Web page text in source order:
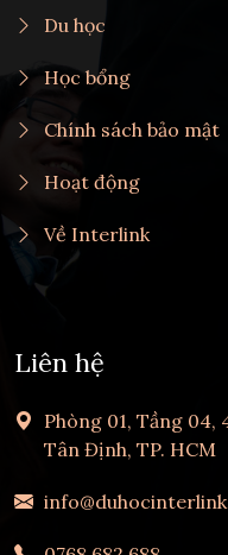
Du học
Học bổng
Chính sách bảo mật
Hoạt động
Về Interlink
Liên hệ
Phòng 01, Tầng 04,
Tân Định, TP. HCM